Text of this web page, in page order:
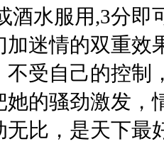
酒水服用,3分
加迷情的双重效
不受自己的控制
她的骚劲激发，
无比，是天下